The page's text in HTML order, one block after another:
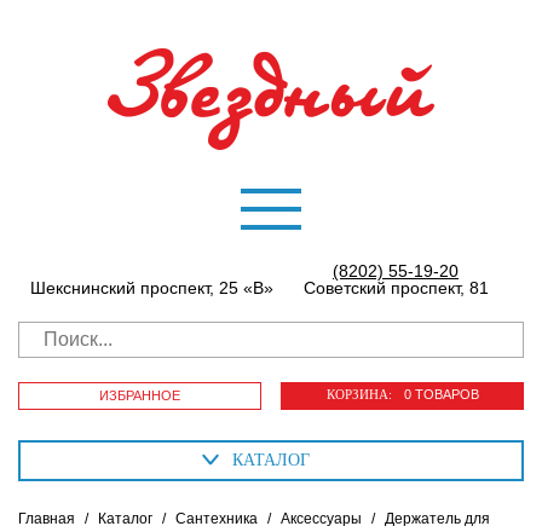
Шекснинский проспект, 25 «В»
(8202) 55-19-20
Советский проспект, 81
ИЗБРАННОЕ КОРЗИНА: 0 ТОВАРОВ
КАТАЛОГ
Главная / Каталог / Сантехника / Аксессуары / Держатель для